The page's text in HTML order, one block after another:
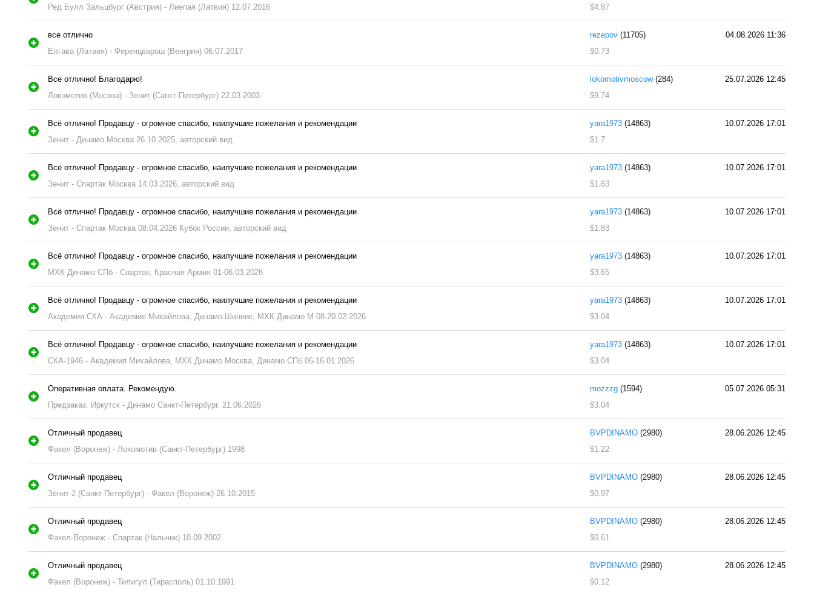
Ред Булл Зальцбург (Австрия) - Лиепая (Латвия) 12.07.2016
$4.87
все отлично rezepov (11705)
04.08.2026 11:36
Елгава (Латвия) - Ференцварош (Венгрия) 06.07.2017
$0.73
Все отлично! Благодарю! lokomotivmoscow (284)
25.07.2026 12:45
Локомотив (Москва) - Зенит (Санкт-Петербург) 22.03.2003
$9.74
Всё отлично! Продавцу - огромное спасибо, наилучшие пожелания и рекомендации yara1973 (14863)
10.07.2026 17:01
Зенит - Динамо Москва 26.10.2025, авторский вид
$1.7
Всё отлично! Продавцу - огромное спасибо, наилучшие пожелания и рекомендации yara1973 (14863)
10.07.2026 17:01
Зенит - Спартак Москва 14.03.2026, авторский вид
$1.83
Всё отлично! Продавцу - огромное спасибо, наилучшие пожелания и рекомендации yara1973 (14863)
10.07.2026 17:01
Зенит - Спартак Москва 08.04.2026 Кубок России, авторский вид
$1.83
Всё отлично! Продавцу - огромное спасибо, наилучшие пожелания и рекомендации yara1973 (14863)
10.07.2026 17:01
МХК Динамо СПб - Спартак, Красная Армия 01-06.03.2026
$3.65
Всё отлично! Продавцу - огромное спасибо, наилучшие пожелания и рекомендации yara1973 (14863)
10.07.2026 17:01
Академия СКА - Академия Михайлова, Динамо-Шинник, МХК Динамо М 08-20.02.2026
$3.04
Всё отлично! Продавцу - огромное спасибо, наилучшие пожелания и рекомендации yara1973 (14863)
10.07.2026 17:01
СКА-1946 - Академия Михайлова, МХК Динамо Москва, Динамо СПб 06-16.01.2026
$3.04
Оперативная оплата. Рекомендую. mozzzg (1594)
05.07.2026 05:31
Предзаказ. Иркутск - Динамо Санкт-Петербург. 21.06.2026
$3.04
Отличный продавец BVPDINAMO (2980)
28.06.2026 12:45
Факел (Воронеж) - Локомотив (Санкт-Петербург) 1998
$1.22
Отличный продавец BVPDINAMO (2980)
28.06.2026 12:45
Зенит-2 (Санкт-Петербург) - Факел (Воронеж) 26.10.2015
$0.97
Отличный продавец BVPDINAMO (2980)
28.06.2026 12:45
Факел-Воронеж - Спартак (Нальчик) 10.09.2002
$0.61
Отличный продавец BVPDINAMO (2980)
28.06.2026 12:45
Факел (Воронеж) - Тилигул (Тирасполь) 01.10.1991
$0.12